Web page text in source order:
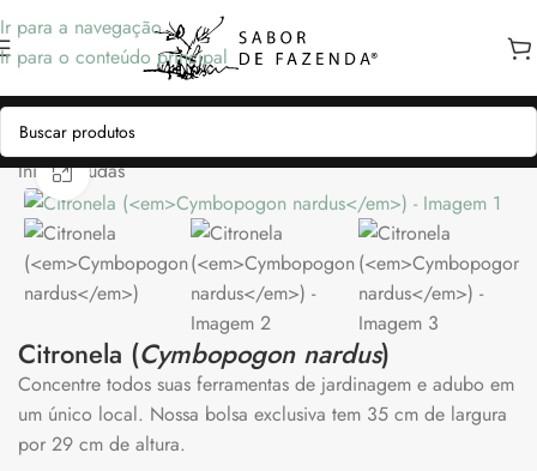
Ir para a navegação
Ir para o conteúdo principal
Início/Mudas
Clique para ampliar
Citronela (Cymbopogon nardus)
Concentre todos suas ferramentas de jardinagem e adubo em
um único local. Nossa bolsa exclusiva tem 35 cm de largura
por 29 cm de altura.